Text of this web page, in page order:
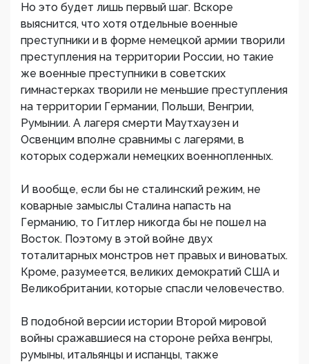
Но это будет лишь первый шаг. Вскоре
выяснится, что хотя отдельные военные
преступники и в форме немецкой армии творили
преступления на территории России, но такие
же военные преступники в советских
гимнастерках творили не меньшие преступления
на территории Германии, Польши, Венгрии,
Румынии. А лагеря смерти Маутхаузен и
Освенцим вполне сравнимы с лагерями, в
которых содержали немецких военнопленных.
И вообще, если бы не сталинский режим, не
коварные замыслы Сталина напасть на
Германию, то Гитлер никогда бы не пошел на
Восток. Поэтому в этой войне двух
тоталитарных монстров нет правых и виноватых.
Кроме, разумеется, великих демократий США и
Великобритании, которые спасли человечество.
В подобной версии истории Второй мировой
войны сражавшиеся на стороне рейха венгры,
румыны, итальянцы и испанцы, также